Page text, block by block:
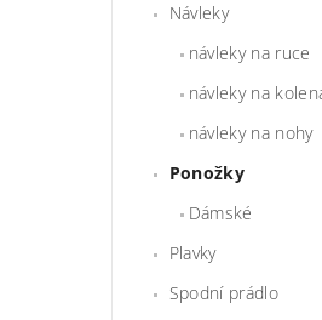
Návleky
návleky na ruce
návleky na
návleky na nohy
Ponožky
Dámské
Plavky
Spodní prádlo